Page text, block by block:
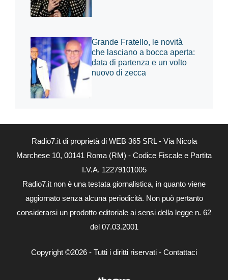
Grande Fratello, le novità
che lasciano a bocca aperta:
data di partenza e un volto
nuovo di zecca
Radio7.it di proprietà di WEB 365 SRL - Via Nicola
Marchese 10, 00141 Roma (RM) - Codice Fiscale e Partita
I.V.A. 12279101005
Radio7.it non è una testata giornalistica, in quanto viene
aggiornato senza alcuna periodicità. Non può pertanto
considerarsi un prodotto editoriale ai sensi della legge n. 62
del 07.03.2001
Copyright ©2026 - Tutti i diritti riservati - Contattaci